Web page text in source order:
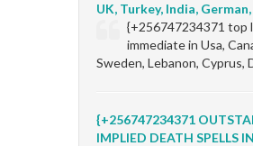
UK, Turkey, India,
{+256747234371 top
immediate in Usa,
Sweden, Lebanon, Cyprus,
{+256747234371
IMPLIED DEATH SPELLS